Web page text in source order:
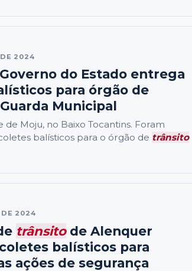
2024
do Estado entrega
para órgão de
Municipal
de Moju, no Baixo Tocantins. Foram
balísticos para o órgão de trânsito
DE 2024
trânsitode Alenquer
balísticos para
ações de segurança